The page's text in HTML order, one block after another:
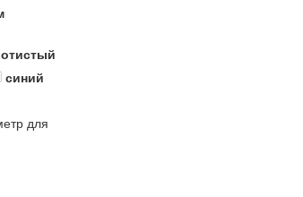
синий
для